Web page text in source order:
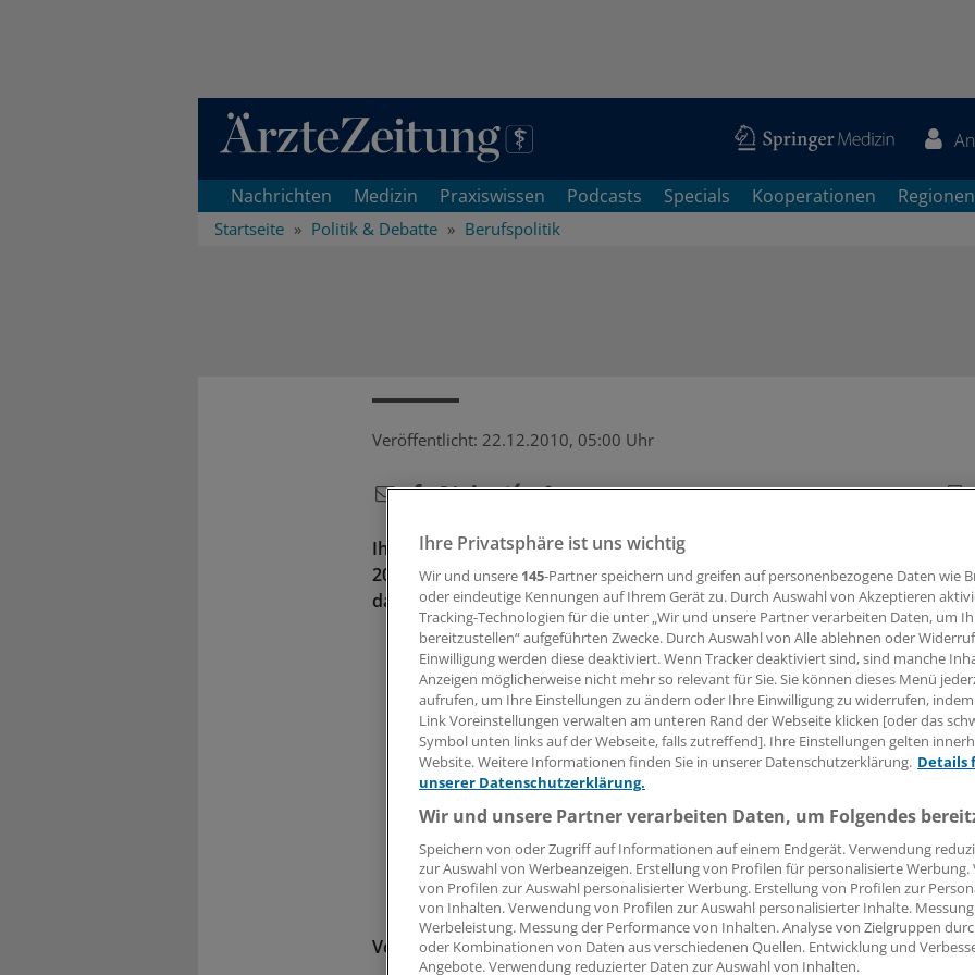
Direkt zum Inhaltsbereich
Nachrichten Medizin Praxiswissen Podcasts Specials Kooperationen Regionen
Startseite Politik & Debatte Berufspolitik
Veröffentlicht: 22.12.2010, 05:00 Uhr
Ihr Wachstum ist unaufhaltsam: Um 20 Prozent hat die Zahl der MVZ
2009 und 2010 zugenommen. Abstand hat die Koalition von ihrem Plan
dass nur Vertragsärzte MVZ betreiben dürfen.
Von Helmut Laschet
Ihre Privatsphäre ist uns wichtig
Wir und unsere 145-Partner speichern und greifen auf personenbezogene Daten wie
oder eindeutige Kennungen auf Ihrem Gerät zu. Durch Auswahl von Akzeptieren
Tracking-Technologien für die unter „Wir und unsere Partner verarbeiten Daten, um
bereitzustellen“ aufgeführten Zwecke. Durch Auswahl von Alle ablehnen oder
Einwilligung werden diese deaktiviert. Wenn Tracker deaktiviert sind, sind manche
Anzeigen möglicherweise nicht mehr so relevant für Sie. Sie können dieses Menü
aufrufen, um Ihre Einstellungen zu ändern oder Ihre Einwilligung zu widerrufen, indem
Link Voreinstellungen verwalten am unteren Rand der Webseite klicken [oder das
Symbol unten links auf der Webseite, falls zutreffend]. Ihre Einstellungen gelten
Website. Weitere Informationen finden Sie in unserer Datenschutzerklärung. Details
unserer Datenschutzerklärung.
Wir und unsere Partner verarbeiten Daten, um Folgendes
Speichern von oder Zugriff auf Informationen auf einem Endgerät. Verwendung
zur Auswahl von Werbeanzeigen. Erstellung von Profilen für personalisierte
von Profilen zur Auswahl personalisierter Werbung. Erstellung von Profilen zur
von Inhalten. Verwendung von Profilen zur Auswahl personalisierter Inhalte.
Werbeleistung. Messung der Performance von Inhalten. Analyse von Zielgruppen
oder Kombinationen von Daten aus verschiedenen Quellen. Entwicklung und
Angebote. Verwendung reduzierter Daten zur Auswahl von Inhalten.